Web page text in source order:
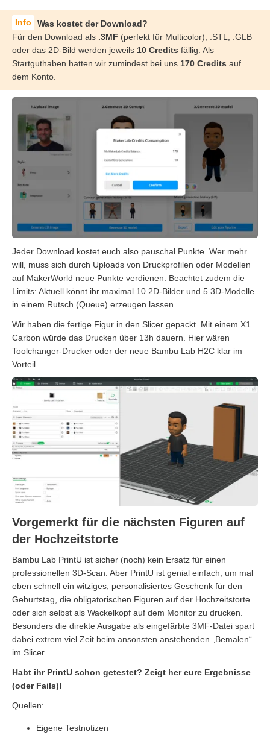
Was kostet der Download?
Für den Download als .3MF (perfekt für Multicolor), .STL, .GLB
oder das 2D-Bild werden jeweils 10 Credits fällig. Als
Startguthaben hatten wir zumindest bei uns 170 Credits auf
dem Konto.
Jeder Download kostet euch also pauschal Punkte. Wer mehr
will, muss sich durch Uploads von Druckprofilen oder Modellen
auf MakerWorld neue Punkte verdienen. Beachtet zudem die
Limits: Aktuell könnt ihr maximal 10 2D-Bilder und 5 3D-Modelle
in einem Rutsch (Queue) erzeugen lassen.
Wir haben die fertige Figur in den Slicer gepackt. Mit einem X1
Carbon würde das Drucken über 13h dauern. Hier wären
Toolchanger-Drucker oder der neue Bambu Lab H2C klar im
Vorteil.
Vorgemerkt für die nächsten Figuren auf
der Hochzeitstorte
Bambu Lab PrintU ist sicher (noch) kein Ersatz für einen
professionellen 3D-Scan. Aber PrintU ist genial einfach, um mal
eben schnell ein witziges, personalisiertes Geschenk für den
Geburtstag, die obligatorischen Figuren auf der Hochzeitstorte
oder sich selbst als Wackelkopf auf dem Monitor zu drucken.
Besonders die direkte Ausgabe als eingefärbte 3MF-Datei spart
dabei extrem viel Zeit beim ansonsten anstehenden „Bemalen“
im Slicer.
Habt ihr PrintU schon getestet? Zeigt her eure Ergebnisse
(oder Fails)!
Quellen:
Eigene Testnotizen